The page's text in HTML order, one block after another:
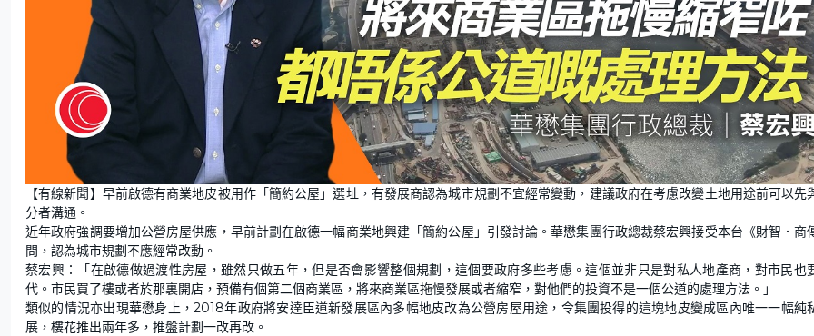
【有線新聞】早前啟德有商業地皮被用作「簡約公屋」選址，有發展商認為城市規劃不宜經常變動，建議政府在考慮改變土地用途前可以先
分者溝通。
近年政府強調要增加公營房屋供應，早前計劃在啟德一幅商業地興建「簡約公屋」引發討論。華懋集團行政總裁蔡宏興接受本台《財智．商
問，認為城市規劃不應經常改動。
蔡宏興：「在啟德做過渡性房屋，雖然只做五年，但是否會影響整個規劃，這個要政府多些考慮。這個並非只是對私人地產商，對市民也
代。市民買了樓或者於那裏開店，預備有個第二個商業區，將來商業區拖慢發展或者縮窄，對他們的投資不是一個公道的處理方法。」
類似的情況亦出現華懋身上，2018年政府將安達臣道新發展區內多幅地皮改為公營房屋用途，令集團投得的這塊地皮變成區內唯一一幅純
展，樓花推出兩年多，推盤計劃一改再改。